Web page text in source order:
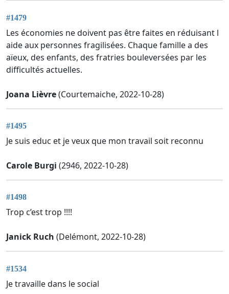
#1479
Les économies ne doivent pas être faites en réduisant l
aide aux personnes fragilisées. Chaque famille a des
aïeux, des enfants, des fratries bouleversées par les
difficultés actuelles.
Joana Lièvre(Courtemaiche, 2022-10-28)
#1495
Je suis educ et je veux que mon travail soit reconnu
Carole Burgi (2946, 2022-10-28)
#1498
Trop c’est trop !!!!
Janick Ruch (Delémont, 2022-10-28)
#1534
Je travaille dans le social